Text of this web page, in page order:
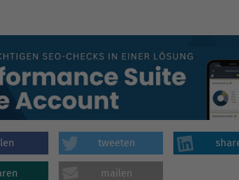
tweeten
mailen